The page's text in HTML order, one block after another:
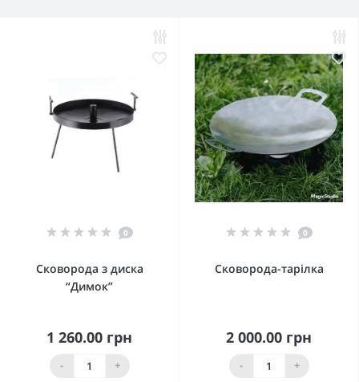
0
Сковорода з диска
“Димок”
1 260.00 грн
- +
0
Сковорода-тарілка
2 000.00 грн
- +